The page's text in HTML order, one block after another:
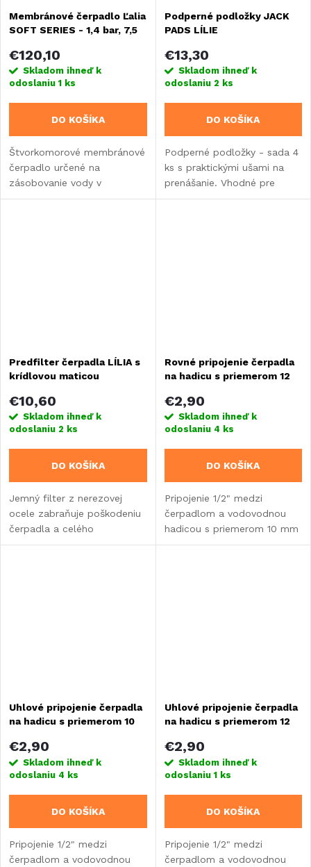
Membránové čerpadlo Ľalia
SOFT SERIES - 1,4 bar, 7,5
€120,10
Skladom ihneď k
odoslaniu1 ks
DO KOŠÍKA
Štvorkomorové membránové
čerpadlo určené na
zásobovanie vody v
karavane, obytnom vozidle,
Podperné podložky JACK
PADS LÍLIE
€13,30
Skladom ihneď k
odoslaniu 2 ks
DO KOŠÍKA
Podperné podložky - sada 4
ks s praktickými ušami na
prenášanie. Vhodné pre
podperné pätky karavanu,
Predfilter čerpadla LÍLIA s
krídlovou maticou
€10,60
Skladom ihneď k
odoslaniu 2 ks
DO KOŠÍKA
Jemný filter z nerezovej
ocele zabraňuje poškodeniu
čerpadla a celého
vodovodného systému
Rovné pripojenie čerpadla
na hadicu s priemerom 12
€2,90
Skladom ihneď k
odoslaniu 4 ks
DO KOŠÍKA
Pripojenie 1/2" medzi
čerpadlom a vodovodnou
hadicou s priemerom 10 mm
pre karavany, obytné vozidlá
Uhlové pripojenie čerpadla
na hadicu s priemerom 10
€2,90
Skladom ihneď k
odoslaniu 4 ks
DO KOŠÍKA
Pripojenie 1/2" medzi
čerpadlom a vodovodnou
Uhlové pripojenie čerpadla
na hadicu s priemerom 12
€2,90
Skladom ihneď k
odoslaniu1 ks
DO KOŠÍKA
Pripojenie 1/2" medzi
čerpadlom a vodovodnou